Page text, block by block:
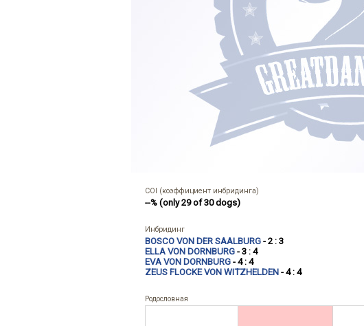
COI (коэффициент инбридинга)
--% (only 29 of 30 dogs)
Инбридинг
BOSCO VON DER SAALBURG - 2 : 3
ELLA VON DORNBURG - 3 : 4
EVA VON DORNBURG - 4 : 4
ZEUS FLOCKE VON WITZHELDEN - 4 : 4
Родословная